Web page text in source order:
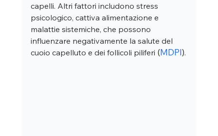
capelli. Altri fattori includono stress
psicologico, cattiva alimentazione e
malattie sistemiche, che possono
influenzare negativamente la salute del
cuoio capelluto e dei follicoli piliferi (MDPI).